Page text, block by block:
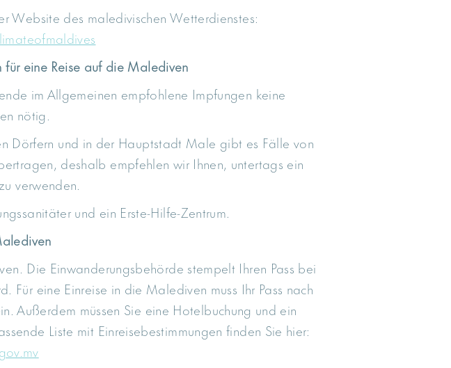
Website des maledivischen Wetterdienstes:
eine Reise auf die Malediven
im Allgemeinen empfohlene Impfungen keine
nötig.
Dörfern und in der Hauptstadt Male gibt es Fälle von
deshalb empfehlen wir Ihnen, untertags ein
verwenden.
und ein Erste-Hilfe-Zentrum.
Die Einwanderungsbehörde stempelt Ihren Pass bei
Für eine Einreise in die Malediven muss Ihr Pass nach
Außerdem müssen Sie eine Hotelbuchung und ein
Liste mit Einreisebestimmungen finden Sie hier: